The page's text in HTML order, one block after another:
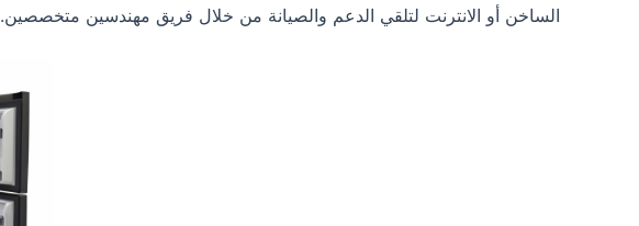
الساخن أو الانترنت لتلقي الدعم والصيانة من خلال فريق مهندسين متخصصين.